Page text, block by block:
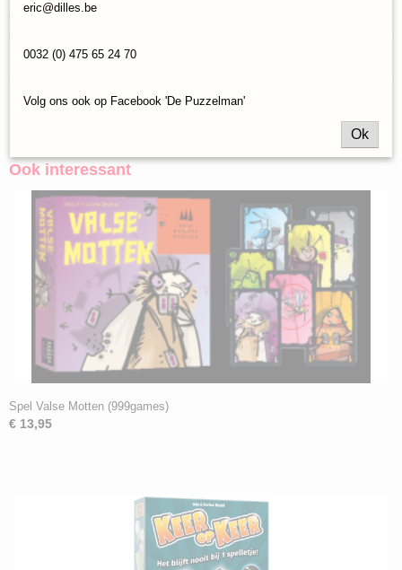
2 tot 4 spelers
Reacties
Ook interessant
Spel Valse Motten (999games)
€ 13,95
eric@dilles.be
0032 (0) 475 65 24 70
Volg ons ook op Facebook 'De Puzzelman'
Ok